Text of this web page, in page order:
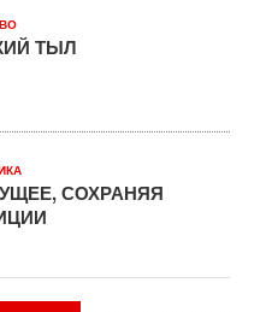
ТЫЛ
СОХРАНЯЯ